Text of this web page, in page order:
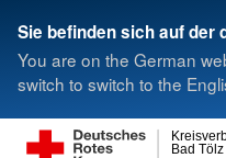
Sie befinden sich auf der
You are on the German
switch to switch to the
Bad